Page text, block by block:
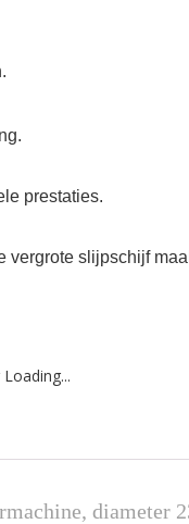
prestaties.
slijpschijf